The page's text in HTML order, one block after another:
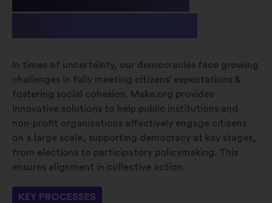
In times of uncertainty, our democracies face growing
challenges in fully meeting citizens’ expectations &
fostering social cohesion. Make.org provides
innovative solutions to help public institutions and
non-profit organizations effectively engage citizens
on a large scale, supporting democracy at key stages,
from elections to participatory policymaking. This
ensures alignment in collective action.
KEY PROCESSES